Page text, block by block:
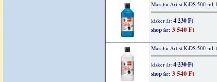
Marabu Artist KiDS 500 ml,
kisker ár: 4 230 Ft
shop ár: 3 540 Ft
Marabu Artist KiDS 500 ml,
kisker ár: 4 230 Ft
shop ár: 3 540 Ft